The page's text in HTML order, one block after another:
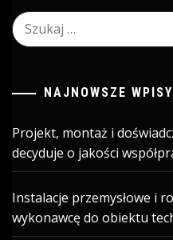
Szukaj:
NAJNOWSZE WPISY
Projekt, montaż i
decyduje o jakości
Instalacje przemysłowe i
wykonawcę do obiektu